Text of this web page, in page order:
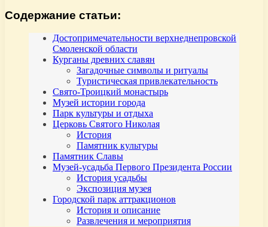
Содержание статьи:
Достопримечательности верхнеднепровской
Смоленской области
Курганы древних славян
Загадочные символы и ритуалы
Туристическая привлекательность
Свято-Троицкий монастырь
Музей истории города
Парк культуры и отдыха
Церковь Святого Николая
История
Памятник культуры
Памятник Славы
Музей-усадьба Первого Президента России
История усадьбы
Экспозиция музея
Городской парк аттракционов
История и описание
Развлечения и мероприятия